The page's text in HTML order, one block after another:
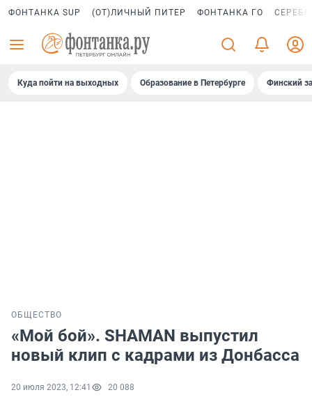
ФОНТАНКА SUP (ОТ)ЛИЧНЫЙ ПИТЕР ФОНТАНКА ГО
Куда пойти на выходных Образование в Петербурге Финский
ОБЩЕСТВО
«Мой бой». SHAMAN выпустил
новый клип с кадрами из Донбасса
20 июля 2023, 12:41 20 088